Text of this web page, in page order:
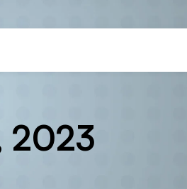
2023